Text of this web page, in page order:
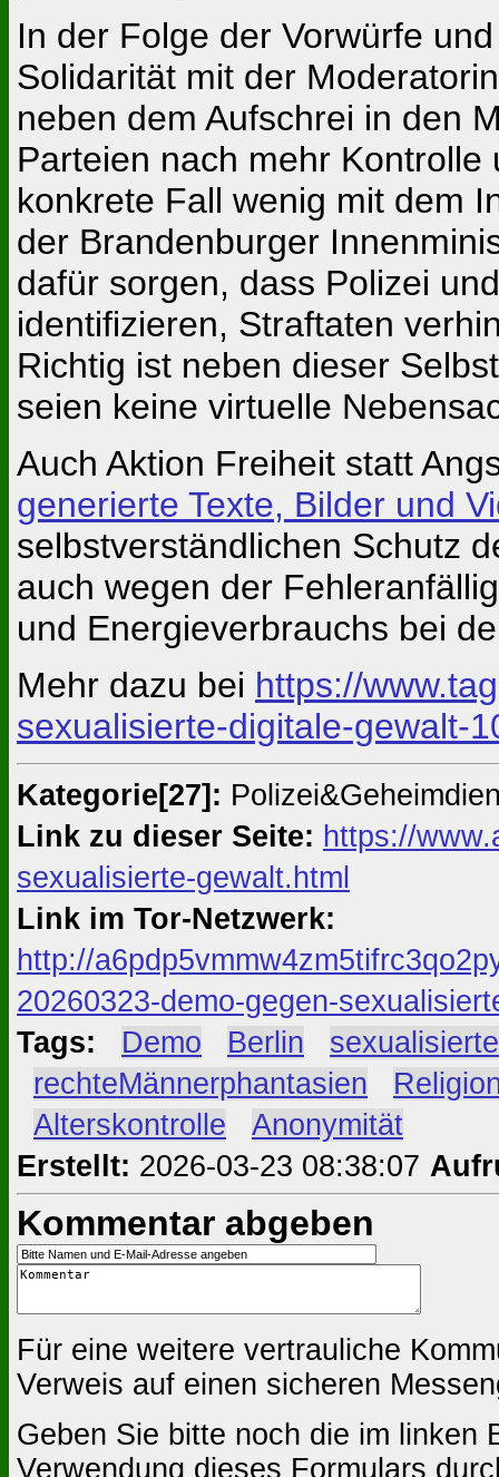
In der Folge der Vorwürfe
Solidarität mit der
neben dem Aufschrei in den
Parteien nach mehr
konkrete Fall wenig mit dem
der Brandenburger
dafür sorgen, dass Polizei
identifizieren, Straftaten
Richtig ist neben dieser
seien keine virtuelle
Auch Aktion Freiheit statt
generierte Texte, Bilder und
selbstverständlichen Schutz
auch wegen der
und Energieverbrauchs bei
Mehr dazu bei https://
sexualisierte-digitale-gewalt-
Kategorie[27]:
Link zu dieser Seite: https://
sexualisierte-gewalt.html
Link im Tor-Netzwerk:
http://
20260323-demo-gegen-
Tags:
Demo Berlin
rechteMännerphantasien
Alterskontrolle
Anonymität
Erstellt: 2026-03-23 08:38:07
Kommentar abgeben
Für eine weitere vertrauliche
Verweis auf einen sicheren
Geben Sie bitte noch die im linken
Verwendung dieses Formulars